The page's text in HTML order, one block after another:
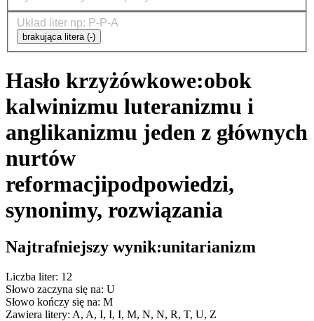
brakująca litera (-)
Hasło krzyżówkowe:obok
kalwinizmu luteranizmu i
anglikanizmu jeden z głównych
nurtów
reformacjipodpowiedzi,
synonimy, rozwiązania
Najtrafniejszy wynik:unitarianizm
Liczba liter: 12
Słowo zaczyna się na: U
Słowo kończy się na: M
Zawiera litery: A, A, I, I, I, M, N, N, R, T, U, Z